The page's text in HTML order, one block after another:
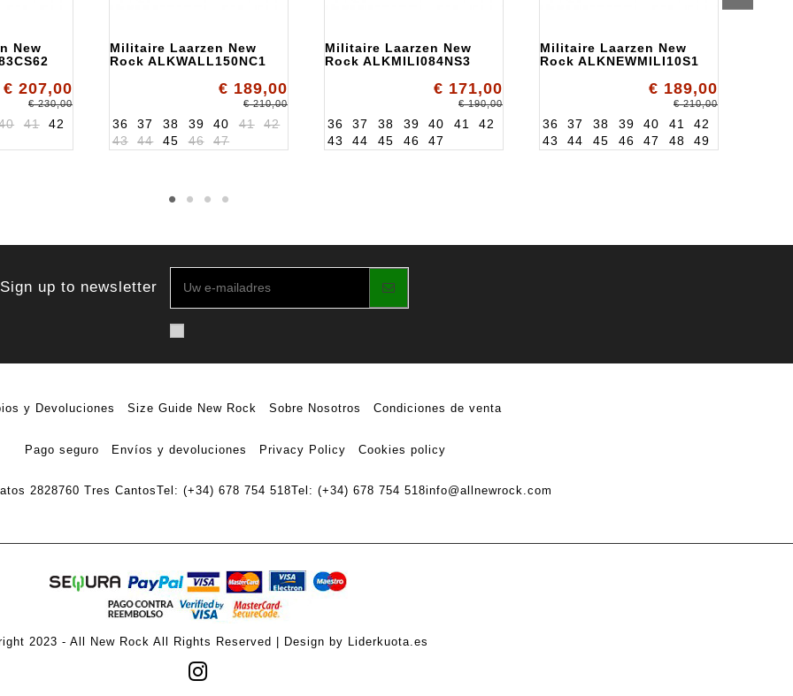
New
€ 207,00
€ 230,00
41 42
Militaire Laarzen New
Rock ALKWALL150NC1
€ 189,00
€ 210,00
36 37 38 39 40 41
42
43
44 45 46 47
Militaire Laarzen New
Rock ALKMILI084NS3
€ 171,00
€ 190,00
36 37 38 39 40 41
42
43
44 45 46 47
Militaire Laarzen New
Rock ALKNEWMILI10S1
€ 189,00
€ 210,00
36 37 38 39 40 41
42
43
44 45 46 47 48 49
Sign up to newsletter
y Devoluciones Size Guide New Rock Sobre Nosotros Condiciones de venta
Pago seguro Envíos y devoluciones Privacy Policy Cookies policy
2828760 Tres CantosTel: (+34) 678 754 518Tel: (+34) 678 754 518info@allnewrock.com
2023 - All New Rock All Rights Reserved | Design by Liderkuota.es